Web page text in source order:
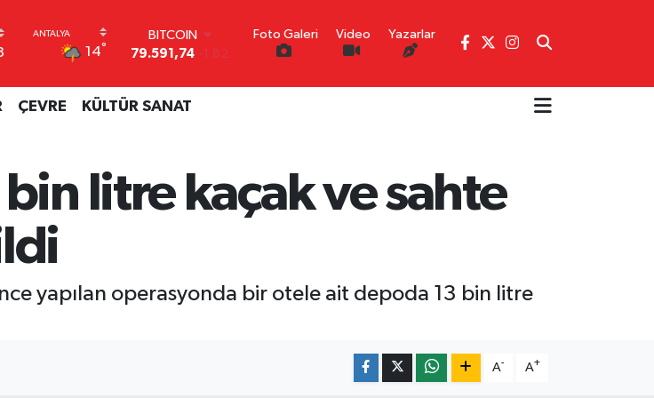
14°
79.591,74
-1.82
DOLAR
53,38690
6862,09000 0.19
BİST100
Foto Galeri Video Yazarlar
ÇEVRE KÜLTÜR SANAT
litre kaçak ve sahte
yapılan operasyonda bir otele ait depoda 13 bin litre
A- A+